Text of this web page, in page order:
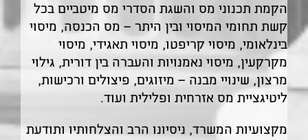
הקמת תכנוני מס והשגת הסדרי מס מיטביים בכל
קשת תחומי המיסוי ובין היתר – מס הכנסה, מיסוי
בינלאומי, מיסוי קריפטו, מיסוי תאגידי, מיסוי
מקרקעין, מיסוי נאמנויות והעברה בין דורית, גילוי
מרצון, שינויי מבנה – מיזוגים, פיצולים ורכישות,
ליטיגציית מס אזרחית ופלילית ועוד.
מקצועיות המשרד, ניסיונו הרב והצלחותיו ותודעת